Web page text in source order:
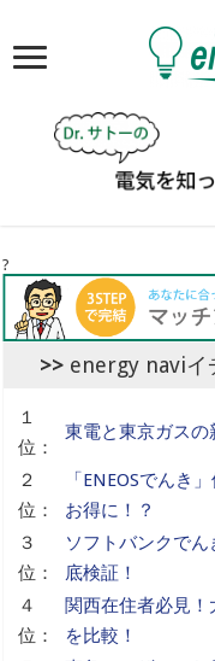
?
energy naviイ
１
位：
東電と東京ガスの
２
位：
「ENEOSでんき
お得に！？
３
位：
ソフトバンクで
底検証！
４
位：
関西在住者必見
を比較！